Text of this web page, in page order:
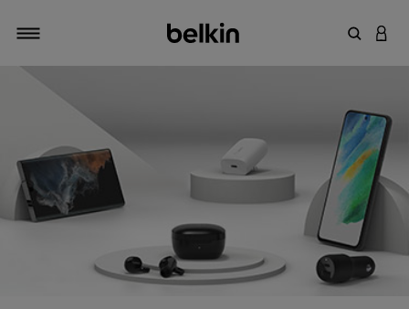
切換瀏覽方式
輸入關鍵
登入